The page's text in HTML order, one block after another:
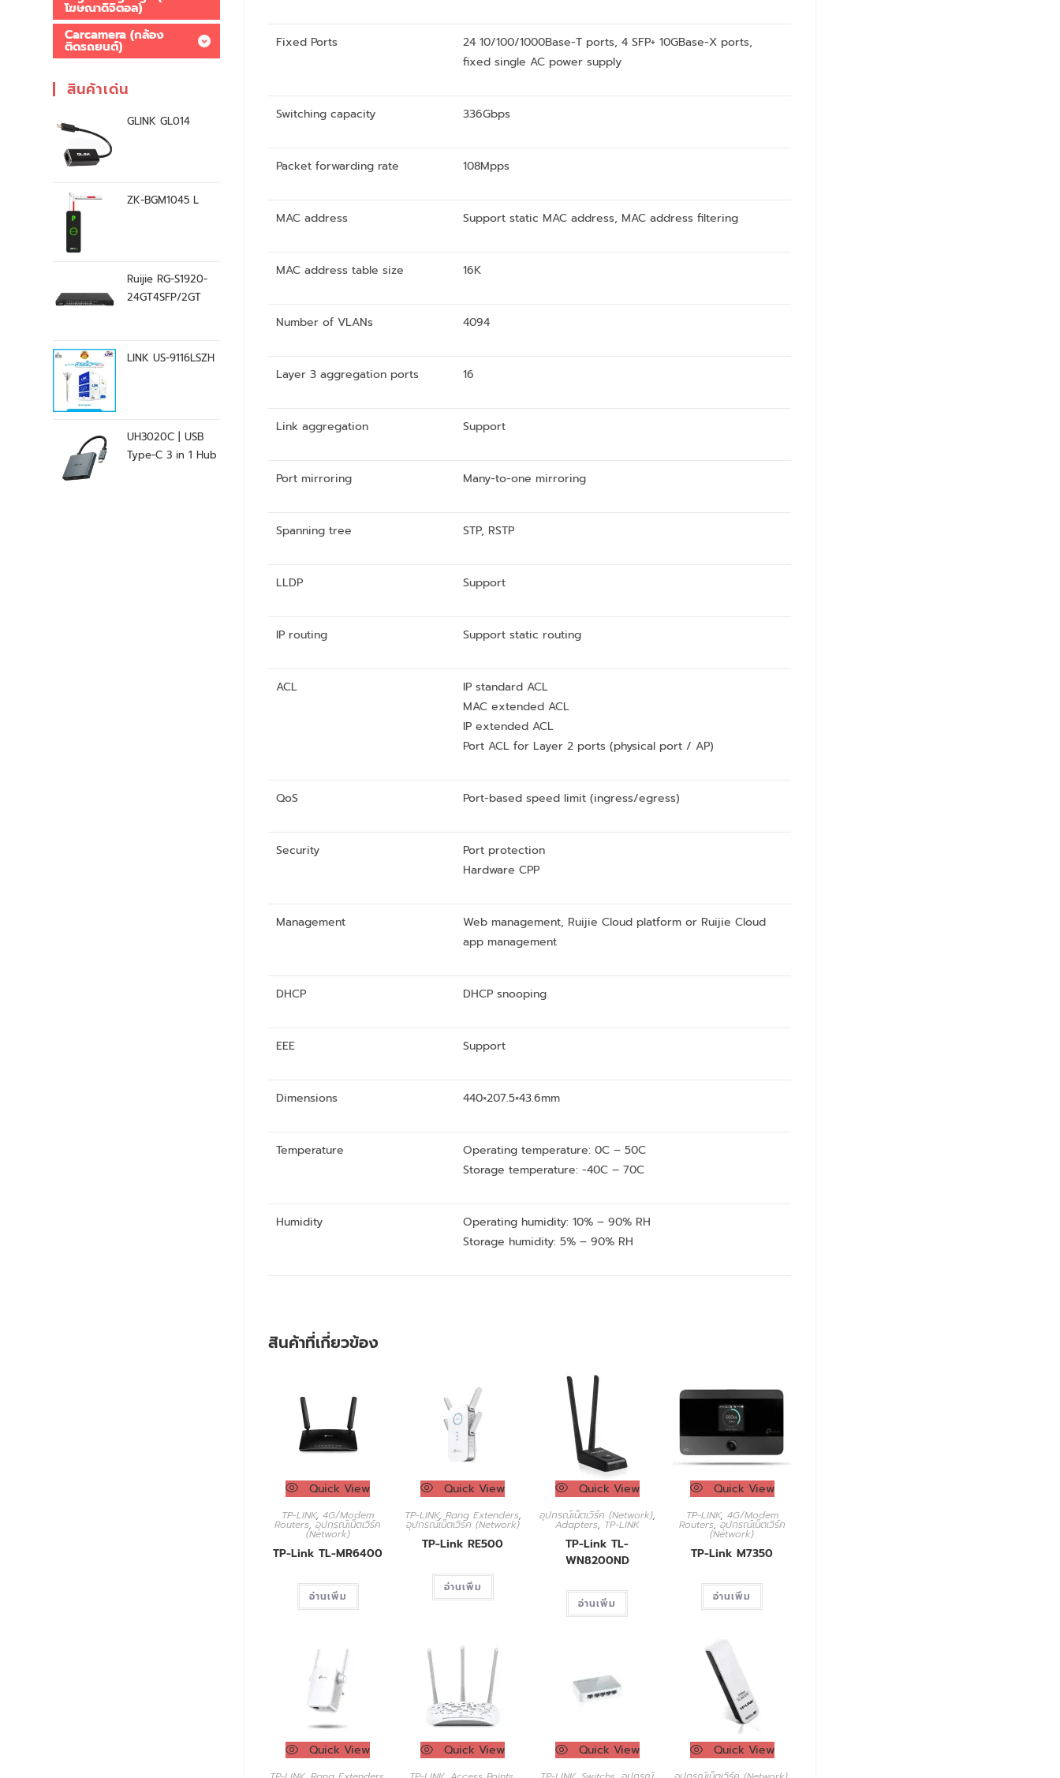
Fixed Ports
24 10/100/1000Base-T ports, 4 SFP+ 10GBase-X ports,
fixed single AC power supply
Switching capacity 336Gbps
Packet forwarding rate 108Mpps
MAC address Support static MAC address, MAC address filtering
MAC address table size 16K
Number of VLANs 4094
Layer 3 aggregation ports 16
Link aggregation Support
Port mirroring Many-to-one mirroring
Spanning tree STP, RSTP
LLDP Support
IP routing Support static routing
ACL
IP standard ACL
MAC extended ACL
IP extended ACL
Port ACL for Layer 2 ports (physical port / AP)
QoS Port-based speed limit (ingress/egress)
Security
Port protection
Hardware CPP
Management
Web management, Ruijie Cloud platform or Ruijie Cloud
app management
DHCP DHCP snooping
EEE Support
Dimensions 440×207.5×43.6mm
Temperature
Operating temperature: 0C – 50C
Storage temperature: -40C – 70C
Humidity
Operating humidity: 10% – 90% RH
Storage humidity: 5% – 90% RH
สินค้าที่เกี่ยวข้อง
Quick View
TP-LINK,4G/Modem
Routers,อุปกรณ์เน็ตเวิร์ค
(Network)
TP-Link TL-MR6400
อ่านเพิ่ม
Quick View
TP-LINK, Rang Extenders,
อุปกรณ์เน็ตเวิร์ค (Network)
TP-Link RE500
อ่านเพิ่ม
Quick View
อุปกรณ์เน็ตเวิร์ค (Network),
Adapters, TP-LINK
TP-Link TL-
WN8200ND
อ่านเพิ่ม
Quick View
TP-LINK, 4G/Modem
Routers, อุปกรณ์เน็ตเวิร์ค
(Network)
TP-Link M7350
อ่านเพิ่ม
Quick View Quick View Quick View Quick View
โฆษณาดิจิตอล)
Carcamera (กล้อง
ติดรถยนต์)
สินค้าเด่น
GLINK GL014
ZK-BGM1045 L
Ruijie RG-S1920-
24GT4SFP/2GT
LINK US-9116LSZH
UH3020C | USB
Type-C 3 in 1 Hub